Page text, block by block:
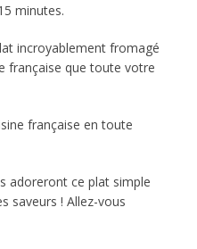
minutes.
incroyablement fromagé
française que toute votre
française en toute
adoreront ce plat simple
saveurs ! Allez-vous